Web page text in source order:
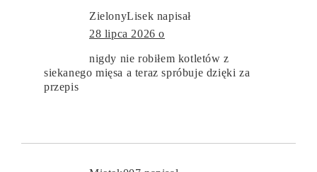
ZielonyLisek napisał
28 lipca 2026 o
nigdy nie robiłem kotletów z
siekanego mięsa a teraz spróbuje dzięki za
przepis